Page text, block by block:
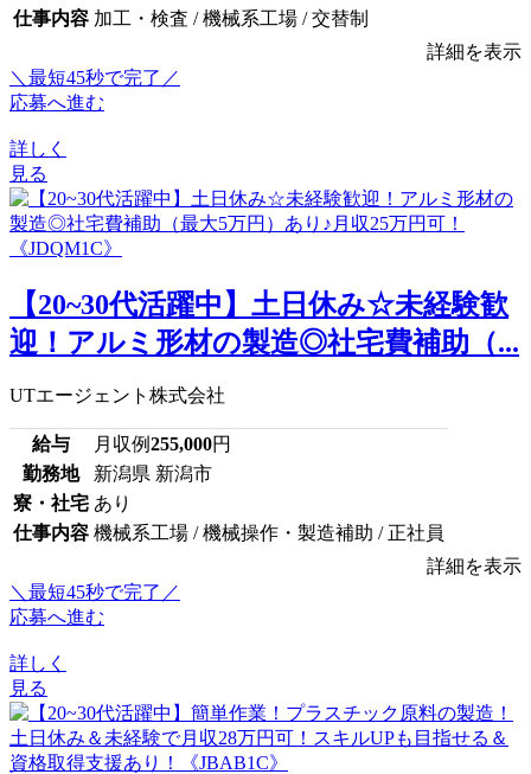
仕事内容 加工・検査 / 機械系工場 / 交替制
詳細を表示
＼最短45秒で完了／
応募へ進む
詳しく
見る
【20~30代活躍中】土日休み☆未経験歓
迎！アルミ形材の製造◎社宅費補助（...
UTエージェント株式会社
給与 月収例255,000円
勤務地
新潟県 新潟市
寮・社宅 あり
仕事内容 機械系工場 / 機械操作・製造補助 / 正社員
詳細を表示
＼最短45秒で完了／
応募へ進む
詳しく
見る